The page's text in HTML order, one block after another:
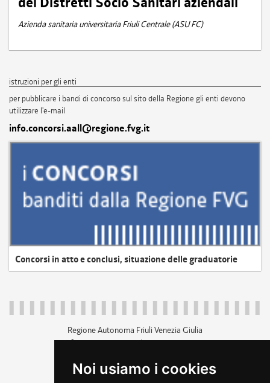
Noi usiamo i cookies
Azienda sanitaria universitaria Friuli Centrale (ASU FC)
istruzioni per gli enti
per pubblicare i bandi di concorso sul sito della Regione gli enti devono
utilizzare l'e-mail
info.concorsi.aall@regione.fvg.it
Concorsi in atto e conclusi, situazione delle graduatorie
Regione Autonoma Friuli Venezia Giulia
c.f. 80014930327; p.iva 00526040324
+39 040 3771111